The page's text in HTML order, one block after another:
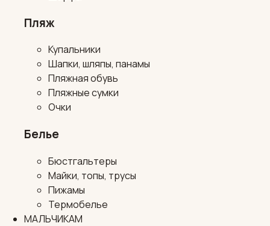
Пляж
Купальники
Шапки, шляпы, панамы
Пляжная обувь
Пляжные сумки
Очки
Белье
Бюстгальтеры
Майки, топы, трусы
Пижамы
Термобелье
МАЛЬЧИКАМ